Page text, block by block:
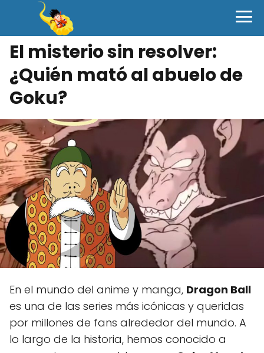
El misterio sin resolver:
¿Quién mató al abuelo de
Goku?
En el mundo del anime y manga, Dragon Ball
es una de las series más icónicas y queridas
por millones de fans alrededor del mundo. A
lo largo de la historia, hemos conocido a